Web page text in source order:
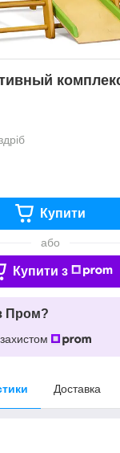
Купити
або
Купити з
Пром?
Доставка